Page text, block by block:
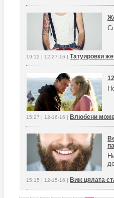
19:12 | 12-27-16 | Татуировки
15:27 | 12-16-16 | Влюбени
15:15 | 12-15-16 | Виж цялата